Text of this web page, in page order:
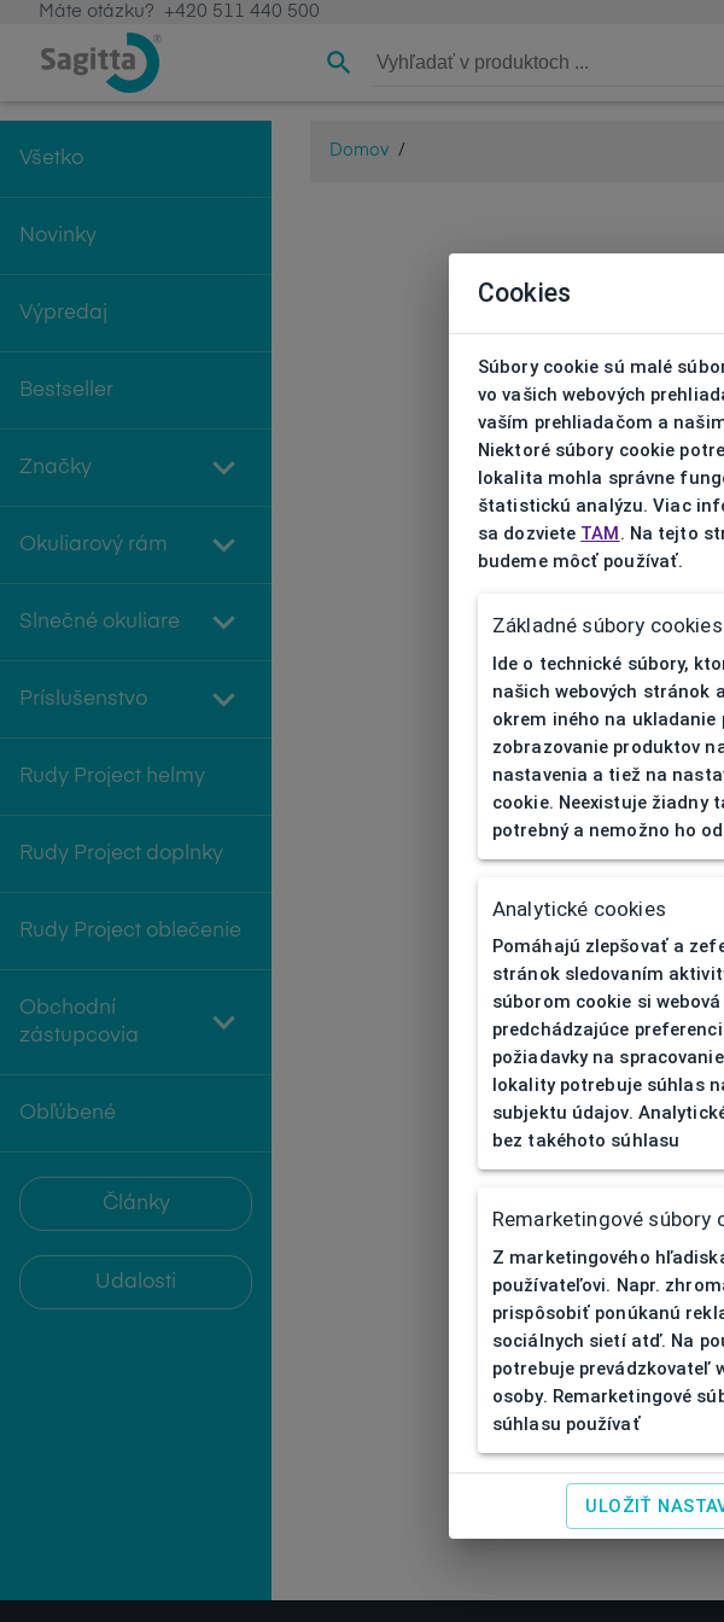
Máte otázku? +420 511 440 500
Všetko
Novinky
Výpredaj
Bestseller
Značky
Okuliarový rám
Slnečné okuliare
Príslušenstvo
Rudy Project helmy
Rudy Project doplnky
Rudy Project oblečenie
Obchodní
zástupcovia
Obľúbené
Články
Udalosti
Domov /
Cookies
Súbory cookie sú malé
vo vašich webových
vaším prehliadačom a
Niektoré súbory cookie
lokalita mohla správne
štatistickú analýzu. Viac
sa dozviete TAM. Na tejto
budeme môcť používať.
Základné súbory cookies
Ide o technické súbory,
našich webových stránok
okrem iného na
zobrazovanie produktov
nastavenia a tiež na
cookie. Neexistuje žiadny
potrebný a nemožno ho
Analytické cookies
Pomáhajú zlepšovať a
stránok sledovaním
súborom cookie si
predchádzajúce
požiadavky na
lokality potrebuje súhlas
subjektu údajov.
bez takéhoto súhlasu
Remarketingové súbory
Z marketingového
používateľovi. Napr.
prispôsobiť ponúkanú
sociálnych sietí atď. Na
potrebuje prevádzkovateľ
osoby. Remarketingové
súhlasu používať
ULOŽIŤ